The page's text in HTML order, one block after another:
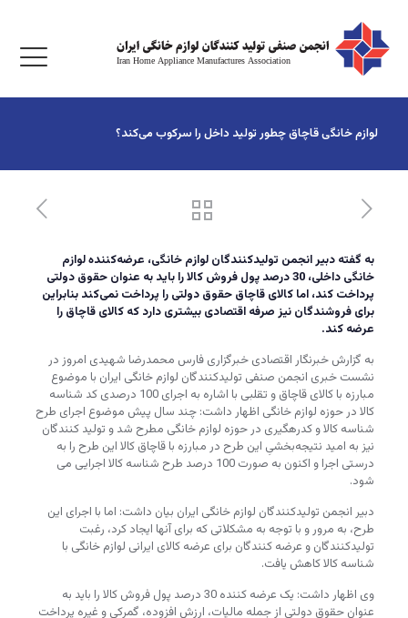
لوازم خانگی قاچاق چطور‌ تولید داخل را سرکوب می‌کند؟‌
به گفته دبیر انجمن تولیدکنندگان لوازم خانگی، عرضه‌کننده لوازم
خانگی داخلی، 30 درصد پول فروش کالا را باید به عنوان حقوق دولتی
پرداخت کند، اما کالای قاچاق حقوق دولتی را پرداخت نمی‌کند بنابراین
برای فروشندگان نیز صرفه اقتصادی بیشتری دارد که کالای قاچاق را
عرضه کند.
به گزارش خبرنگار اقتصادی خبرگزاری فارس محمدرضا شهیدی امروز در
نشست خبری انجمن صنفی تولیدکنندگان لوازم خانگی ایران با موضوع
مبارزه با کالای قاچاق و تقلبی با اشاره به اجرای 100 درصدی کد شناسه
کالا در حوزه لوازم خانگی اظهار داشت: چند سال پیش موضوع اجرای طرح
شناسه کالا و کدرهگیری در حوزه لوازم خانگی مطرح شد و تولید کنندگان
نیز به امید نتیجه‌بخشیِ این طرح در مبارزه با قاچاق کالا این طرح را به
درستی اجرا و اکنون به صورت 100 درصد طرح شناسه کالا اجرایی می
شود.
دبیر انجمن تولیدکنندگان لوازم خانگی ایران بیان داشت: اما با اجرای این
طرح، به مرور و با توجه به مشکلاتی که برای آنها ایجاد کرد، رغبت
تولیدکنندگان و عرضه کنندگان برای عرضه کالای ایرانی لوازم خانگی با
شناسه کالا کاهش یافت.
وی اظهار داشت: یک عرضه کننده 30 درصد پول فروش کالا را باید به
عنوان حقوق دولتی از جمله مالیات‌، ارزش افزوده، گمرکی و غیره پرداخت